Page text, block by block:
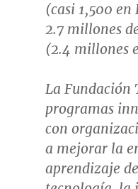
(casi 1,500 en
2.7 millones
(2.4 millones
La Fundación
programas
con
a mejorar la
aprendizaje